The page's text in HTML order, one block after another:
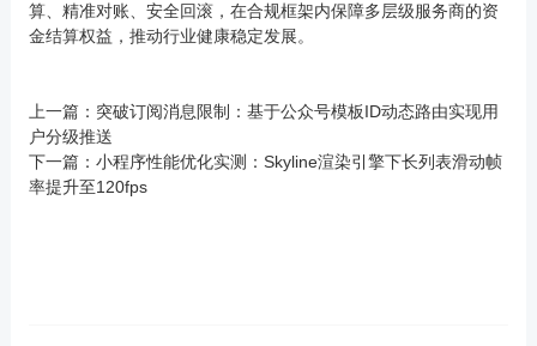
算、精准对账、安全回滚，在合规框架内保障多层级服务商的资
金结算权益，推动行业健康稳定发展。
上一篇： 突破订阅消息限制：基于公众号模板ID动态路由实现用
户分级推送
下一篇： 小程序性能优化实测：Skyline渲染引擎下长列表滑动帧
率提升至120fps